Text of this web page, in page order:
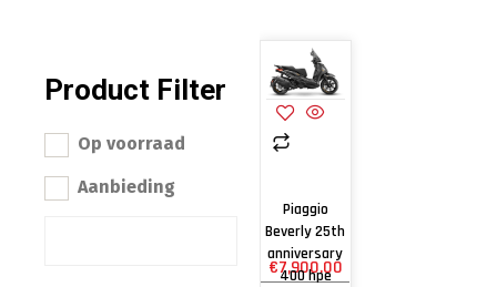
Product Filter
Op voorraad
Aanbieding
Piaggio
Beverly 25th
anniversary
400 hpe
€7,900.00